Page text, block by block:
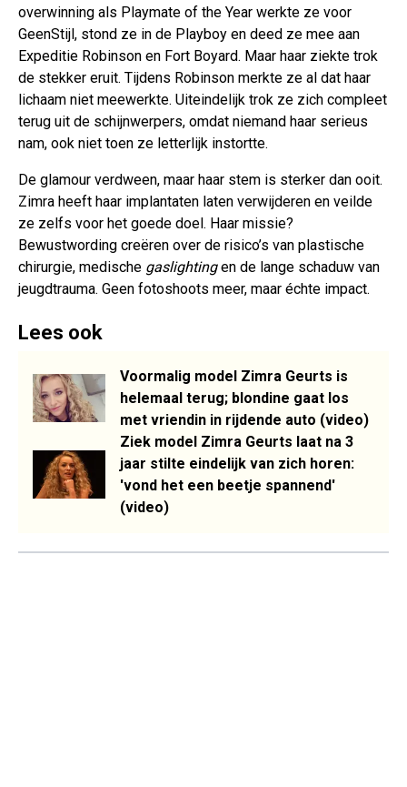
overwinning als Playmate of the Year werkte ze voor
GeenStijl, stond ze in de Playboy en deed ze mee aan
Expeditie Robinson en Fort Boyard. Maar haar ziekte trok
de stekker eruit. Tijdens Robinson merkte ze al dat haar
lichaam niet meewerkte. Uiteindelijk trok ze zich compleet
terug uit de schijnwerpers, omdat niemand haar serieus
nam, ook niet toen ze letterlijk instortte.
De glamour verdween, maar haar stem is sterker dan ooit.
Zimra heeft haar implantaten laten verwijderen en veilde
ze zelfs voor het goede doel. Haar missie?
Bewustwording creëren over de risico’s van plastische
chirurgie, medische gaslightingen de lange schaduw van
jeugdtrauma. Geen fotoshoots meer, maar échte impact.
Lees ook
Voormalig model Zimra Geurts is
helemaal terug; blondine gaat los
met vriendin in rijdende auto (video)
Ziek model Zimra Geurts laat na 3
jaar stilte eindelijk van zich horen:
'vond het een beetje spannend'
(video)